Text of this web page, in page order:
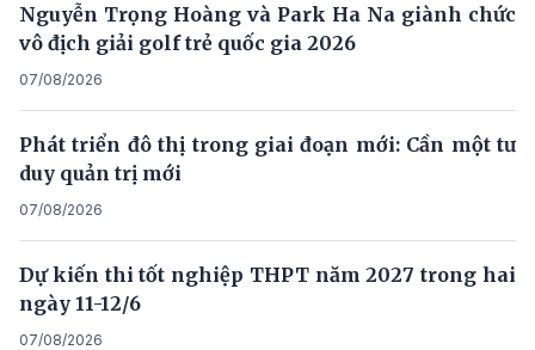
Nguyễn Trọng Hoàng và Park Ha Na giành chức
vô địch giải golf trẻ quốc gia 2026
07/08/2026
Phát triển đô thị trong giai đoạn mới: Cần một tư
duy quản trị mới
07/08/2026
Dự kiến thi tốt nghiệp THPT năm 2027 trong hai
ngày 11-12/6
07/08/2026